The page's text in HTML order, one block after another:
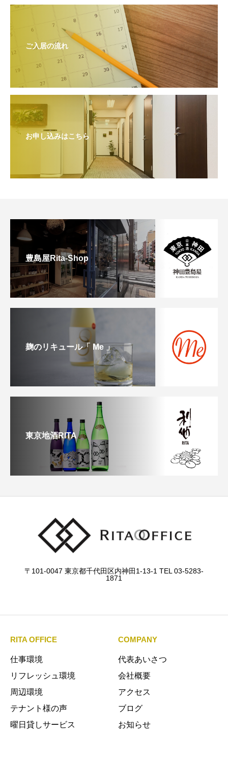
ご入居の流れ
お申し込みはこちら
豊島屋Rita-Shop
麹のリキュール「 Me 」
東京地酒RITA
〒101-0047 東京都千代田区内神田1-13-1 TEL 03-5283-
1871
RITA OFFICE
仕事環境
リフレッシュ環境
周辺環境
テナント様の声
曜日貸しサービス
COMPANY
代表あいさつ
会社概要
アクセス
ブログ
お知らせ